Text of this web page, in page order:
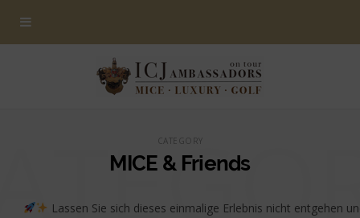
CATEGORY
MICE & Friends
Lassen Sie sich dieses einmalige Erlebnis nicht entgehen